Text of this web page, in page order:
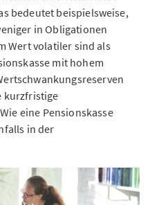
bedeutet beispielsweise,
in Obligationen
Wert volatiler sind als
mit hohem
kurzfristige
eine Pensionskasse
in der